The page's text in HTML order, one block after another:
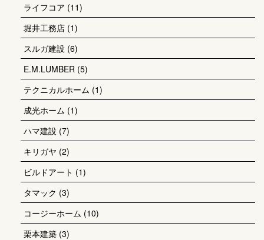
ライフコア (11)
堀井工務店 (1)
スルガ建設 (6)
E.M.LUMBER (5)
テクニカルホーム (1)
成光ホーム (1)
ハマ建設 (7)
キリガヤ (2)
ビルドアート (1)
タマック (3)
コージーホーム (10)
栗本建築 (3)